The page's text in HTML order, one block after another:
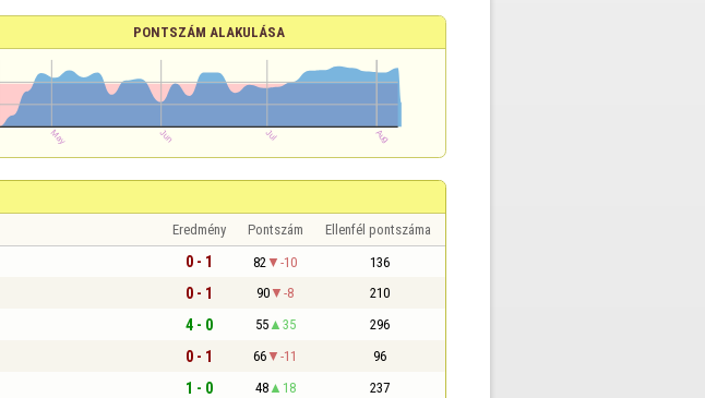
PONTSZÁM ALAKULÁSA
Eredmény Pontszám Ellenfél pontszáma
0 - 1 82 -10 136
0 - 1 90 -8 210
4 - 0 55 35 296
0 - 1 66 -11 96
1 - 0 48 18 237